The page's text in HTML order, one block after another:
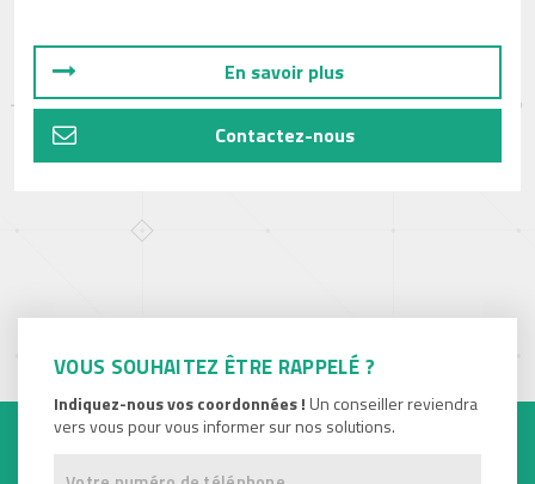
En savoir plus
Contactez-nous
VOUS SOUHAITEZ ÊTRE RAPPELÉ ?
Indiquez-nous vos coordonnées ! Un conseiller reviendra
vers vous pour vous informer sur nos solutions.